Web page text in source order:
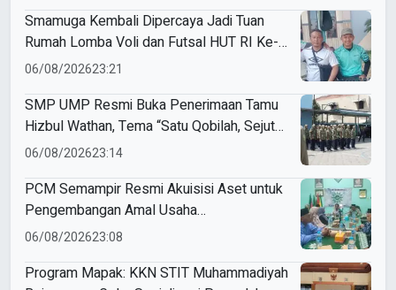
Smamuga Kembali Dipercaya Jadi Tuan
Rumah Lomba Voli dan Futsal HUT RI Ke-
81 Kecamatan Tulangan
06/08/202623:21
SMP UMP Resmi Buka Penerimaan Tamu
Hizbul Wathan, Tema “Satu Qobilah, Sejuta
Cerita” Curi Perhatian
06/08/202623:14
PCM Semampir Resmi Akuisisi Aset untuk
Pengembangan Amal Usaha
Muhammadiyah
06/08/202623:08
Program Mapak: KKN STIT Muhammadiyah